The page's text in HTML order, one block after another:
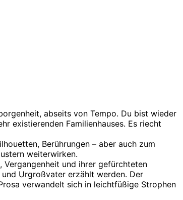
abseits von Tempo. Du bist wieder
existierenden Familienhauses. Es riecht
Berührungen – aber auch zum
weiterwirken.
Vergangenheit und ihrer gefürchteten
Urgroßvater erzählt werden. Der
verwandelt sich in leichtfüßige Strophen